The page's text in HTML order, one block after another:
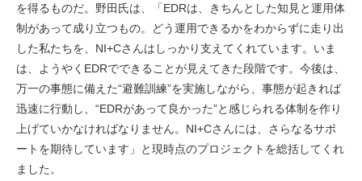
を得るものだ。野田氏は、「EDRは、きちんとした知見と運用体
制があって成り立つもの。どう運用できるかをわからずに走り出
した私たちを、NI+Cさんはしっかり支えてくれています。いま
は、ようやくEDRでできることが見えてきた段階です。今後は、
万一の事態に備えた“避難訓練”を実施しながら、事態が起きれば
迅速に行動し、“EDRがあって良かった”と感じられる体制を作り
上げていかなければなりません。NI+Cさんには、さらなるサポ
ートを期待しています」と現時点のプロジェクトを総括してくれ
ました。